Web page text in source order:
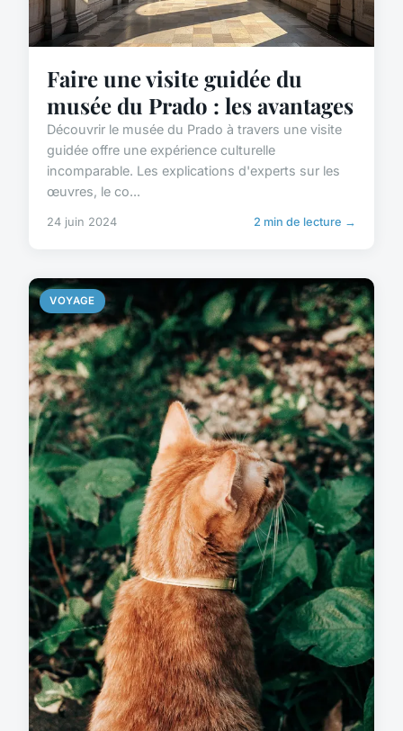
Faire une visite guidée du
musée du Prado : les avantages
Découvrir le musée du Prado à travers une visite
guidée offre une expérience culturelle
incomparable. Les explications d'experts sur les
œuvres, le co...
24 juin 2024 2 min de lecture →
VOYAGE